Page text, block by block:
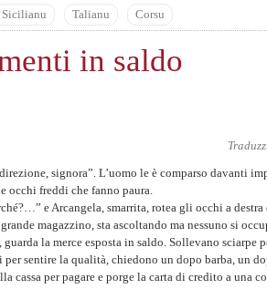
Sicilianu Talianu Corsu
in saldo
signora”. L’uomo le è comparso davanti
occhi freddi che fanno paura.
e Arcangela, smarrita, rotea gli occhi a destra
magazzino, sta ascoltando ma nessuno si
la merce esposta in saldo. Sollevano sciarpe
sentire la qualità, chiedono un dopo barba, un
cassa per pagare e porge la carta di credito a una